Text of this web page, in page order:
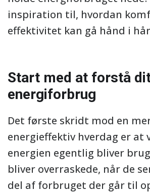
inspiration til, hvordan
effektivitet kan gå hånd i
Start med at forstå
energiforbrug
Det første skridt mod en
energieffektiv hverdag er at
energien egentlig bliver
bliver overraskede, når de
del af forbruget der går til